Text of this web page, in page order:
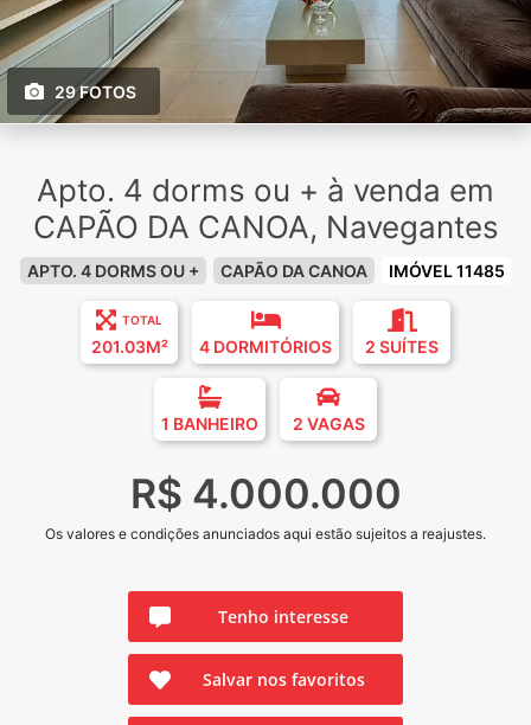
29 FOTOS
Apto. 4 dorms ou + à venda em
CAPÃO DA CANOA, Navegantes
APTO. 4 DORMS OU + CAPÃO DA CANOA IMÓVEL 11485
TOTAL
201.03M² 4 DORMITÓRIOS 2 SUÍTES
1 BANHEIRO 2 VAGAS
R$ 4.000.000
Os valores e condições anunciados aqui estão sujeitos a reajustes.
Tenho interesse
Salvar nos favoritos